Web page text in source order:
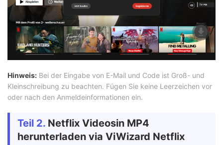
Hinweis: Bei der Eingabe von E-Mail und Code ist Groß- und
Kleinschreibung zu beachten. Fügen Sie keine Leerzeichen vor
oder nach den Anmeldeinformationen ein.
Teil 2. Netflix Videosin MP4
herunterladen via ViWizard Netflix